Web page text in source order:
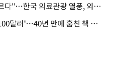
· "저렴하고 빠르다"…한국 의료관광 열풍, 외신도 주목
· '사과 편지와 100달러'…40년 만에 훔친 책 돌려준 美 절도범